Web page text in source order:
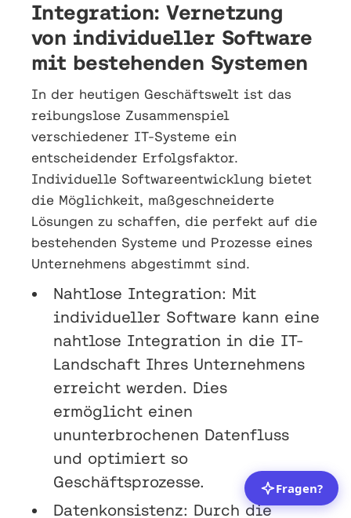
Integration: Vernetzung
von individueller Software
mit bestehenden Systemen
In der heutigen Geschäftswelt ist das
reibungslose Zusammenspiel
verschiedener IT-Systeme ein
entscheidender Erfolgsfaktor.
Individuelle Softwareentwicklung bietet
die Möglichkeit, maßgeschneiderte
Lösungen zu schaffen, die perfekt auf die
bestehenden Systeme und Prozesse eines
Unternehmens abgestimmt sind.
Nahtlose Integration: Mit
individueller Software kann eine
nahtlose Integration in die IT-
Landschaft Ihres Unternehmens
erreicht werden. Dies
ermöglicht einen
ununterbrochenen Datenfluss
und optimiert so
Geschäftsprozesse.
Datenkonsistenz: Durch die